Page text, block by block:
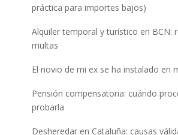
práctica para importes bajos)
Alquiler temporal y turístico en BCN:
multas
El novio de mi ex se ha instalado en
Pensión compensatoria: cuándo
probarla
Desheredar en Cataluña: causas